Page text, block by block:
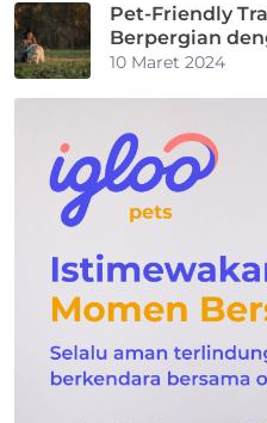
Pet-Friendly
Berpergian
Kamu
10 Maret 2024